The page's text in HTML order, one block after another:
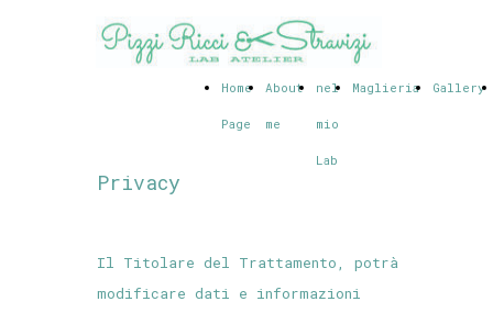
Home
Page
About
me
nel
mio
Lab
Maglieria Gallery
Privacy
Il Titolare del Trattamento, potrà
modificare dati e informazioni